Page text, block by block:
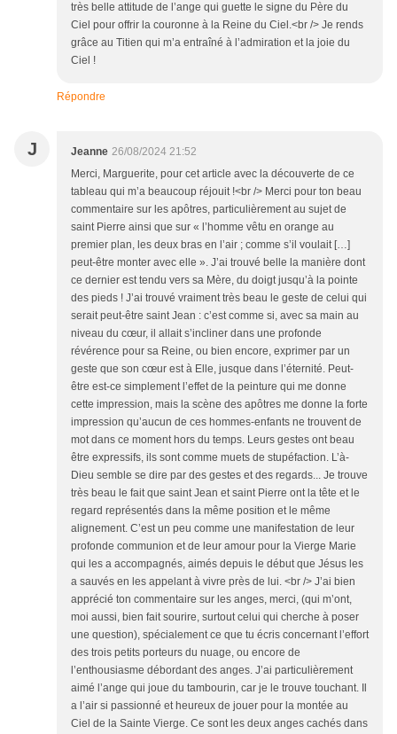
très belle attitude de l’ange qui guette le signe du Père du
Ciel pour offrir la couronne à la Reine du Ciel.<br /> Je rends
grâce au Titien qui m’a entraîné à l’admiration et la joie du
Ciel !
Répondre
J Jeanne 26/08/2024 21:52
Merci, Marguerite, pour cet article avec la découverte de ce
tableau qui m’a beaucoup réjouit !<br /> Merci pour ton beau
commentaire sur les apôtres, particulièrement au sujet de
saint Pierre ainsi que sur « l’homme vêtu en orange au
premier plan, les deux bras en l’air ; comme s’il voulait […]
peut-être monter avec elle ». J’ai trouvé belle la manière dont
ce dernier est tendu vers sa Mère, du doigt jusqu’à la pointe
des pieds ! J’ai trouvé vraiment très beau le geste de celui qui
serait peut-être saint Jean : c’est comme si, avec sa main au
niveau du cœur, il allait s’incliner dans une profonde
révérence pour sa Reine, ou bien encore, exprimer par un
geste que son cœur est à Elle, jusque dans l’éternité. Peut-
être est-ce simplement l’effet de la peinture qui me donne
cette impression, mais la scène des apôtres me donne la forte
impression qu’aucun de ces hommes-enfants ne trouvent de
mot dans ce moment hors du temps. Leurs gestes ont beau
être expressifs, ils sont comme muets de stupéfaction. L’à-
Dieu semble se dire par des gestes et des regards... Je trouve
très beau le fait que saint Jean et saint Pierre ont la tête et le
regard représentés dans la même position et le même
alignement. C’est un peu comme une manifestation de leur
profonde communion et de leur amour pour la Vierge Marie
qui les a accompagnés, aimés depuis le début que Jésus les
a sauvés en les appelant à vivre près de lui. <br /> J’ai bien
apprécié ton commentaire sur les anges, merci, (qui m’ont,
moi aussi, bien fait sourire, surtout celui qui cherche à poser
une question), spécialement ce que tu écris concernant l’effort
des trois petits porteurs du nuage, ou encore de
l’enthousiasme débordant des anges. J’ai particulièrement
aimé l’ange qui joue du tambourin, car je le trouve touchant. Il
a l’air si passionné et heureux de jouer pour la montée au
Ciel de la Sainte Vierge. Ce sont les deux anges cachés dans